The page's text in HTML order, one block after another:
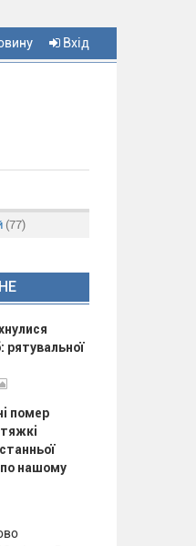
Вхід
(77)
рятувальної
помер
по нашому